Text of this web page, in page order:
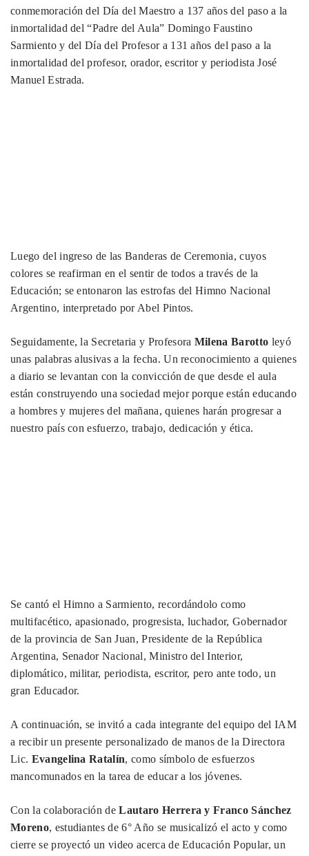
conmemoración del Día del Maestro a 137 años del paso a la
inmortalidad del “Padre del Aula” Domingo Faustino
Sarmiento y del Día del Profesor a 131 años del paso a la
inmortalidad del profesor, orador, escritor y periodista José
Manuel Estrada.
Luego del ingreso de las Banderas de Ceremonia, cuyos
colores se reafirman en el sentir de todos a través de la
Educación; se entonaron las estrofas del Himno Nacional
Argentino, interpretado por Abel Pintos.
Seguidamente, la Secretaria y Profesora Milena Barotto leyó
unas palabras alusivas a la fecha. Un reconocimiento a quienes
a diario se levantan con la convicción de que desde el aula
están construyendo una sociedad mejor porque están educando
a hombres y mujeres del mañana, quienes harán progresar a
nuestro país con esfuerzo, trabajo, dedicación y ética.
Se cantó el Himno a Sarmiento, recordándolo como
multifacético, apasionado, progresista, luchador, Gobernador
de la provincia de San Juan, Presidente de la República
Argentina, Senador Nacional, Ministro del Interior,
diplomático, militar, periodista, escritor, pero ante todo, un
gran Educador.
A continuación, se invitó a cada integrante del equipo del IAM
a recibir un presente personalizado de manos de la Directora
Lic. Evangelina Ratalín, como símbolo de esfuerzos
mancomunados en la tarea de educar a los jóvenes.
Con la colaboración deLautaro Herrera y Franco Sánchez
Moreno, estudiantes de 6° Año se musicalizó el acto y como
cierre se proyectó un video acerca de Educación Popular, un